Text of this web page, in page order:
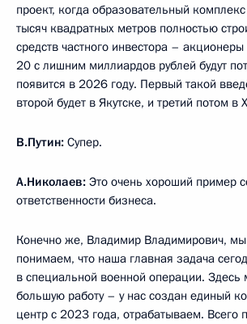
проект, когда образовательный
тысяч квадратных метров полностью
средств частного инвестора – акционеры
20 с лишним миллиардов рублей будут
появится в 2026 году. Первый такой
второй будет в Якутске, и третий потом в
В.Путин: Супер.
А.Николаев: Это очень хороший пример
ответственности бизнеса.
Конечно же, Владимир Владимирович, мы
понимаем, что наша главная задача
в специальной военной операции.
большую работу – у нас создан единый
центр с 2023 года, отрабатываем. Всего